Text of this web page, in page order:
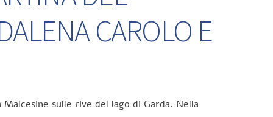
CAROLO E
sulle rive del lago di Garda. Nella